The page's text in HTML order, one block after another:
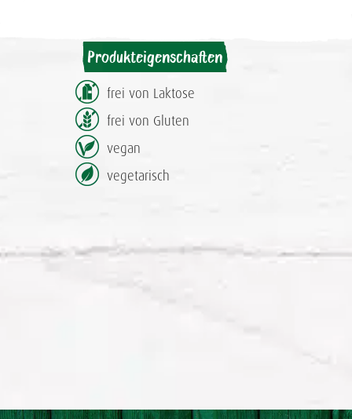
Produkteigenschaften
frei von Laktose
frei von Gluten
vegan
vegetarisch